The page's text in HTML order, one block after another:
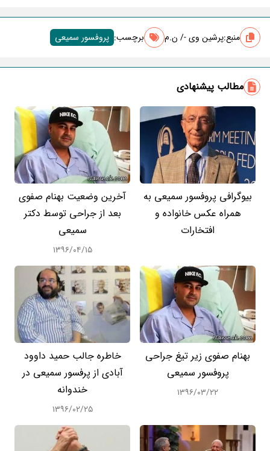
منبع:پرشین وی -/ ن.م برچسب‌: پروفسور سمیعی
مطالب پیشنهادی
بیوگرافی پروفسور سمیعی به
همراه عکس خانواده و
افتخارات
آخرین وضعیت بهنام صفوی
بعد از جراحی توسط دکتر
سمیعی
۱۳۹۶/۰۴/۱۵
بهنام صفوی زیر تیغ جراحی
پروفسور سمیعی
۱۳۹۶/۰۳/۲۲
خاطره جالب حمید داوود
آبادی از پرفسور سمیعی در
خندوانه
۱۳۹۶/۰۲/۲۵